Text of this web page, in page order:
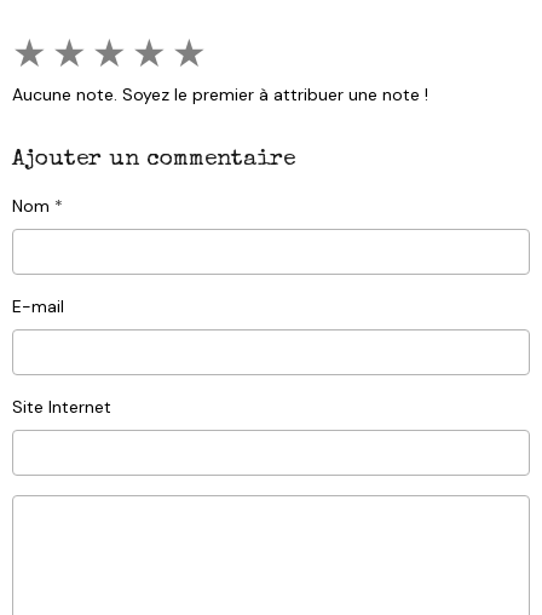
★ ★ ★ ★ ★
Aucune note. Soyez le premier à attribuer une note !
Ajouter un commentaire
Nom
E-mail
Site Internet